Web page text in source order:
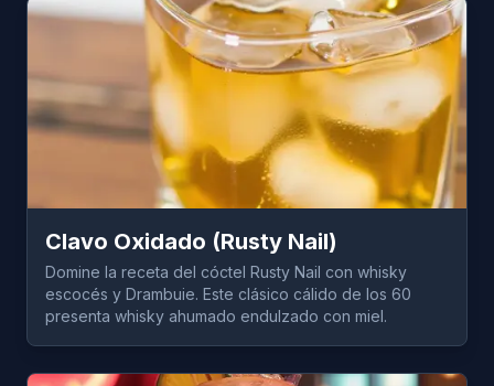
Clavo Oxidado (Rusty Nail)
Domine la receta del cóctel Rusty Nail con whisky
escocés y Drambuie. Este clásico cálido de los 60
presenta whisky ahumado endulzado con miel.